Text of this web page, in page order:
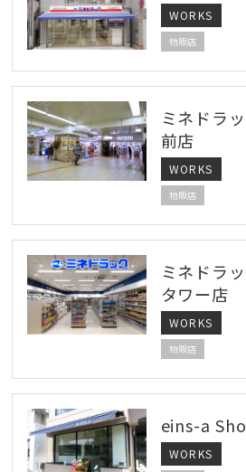
WORKS
物販店
ミネドラ
前店
WORKS
物販店
ミネドラ
タワー店
WORKS
物販店
eins-a
WORKS